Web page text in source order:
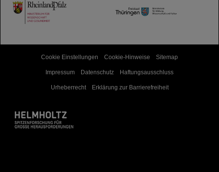
TMWWDG
Cookie Einstellungen Cookie-Hinweise Sitemap
Impressum Datenschutz Haftungsausschluss
Urheberrecht Erklärung zur Barrierefreiheit